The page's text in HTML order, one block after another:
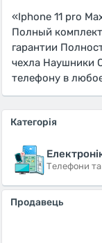
«Iphone 11 pro
Полный
гарантии
чехла Наушники
телефону в
Категорія
Телефони
Продавець